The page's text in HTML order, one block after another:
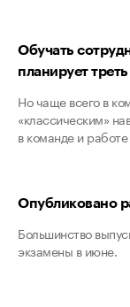
Обучать
планирует
Но чаще всего в
«классическим»
в команде и
Опубликовано
Большинство
экзамены в июне.